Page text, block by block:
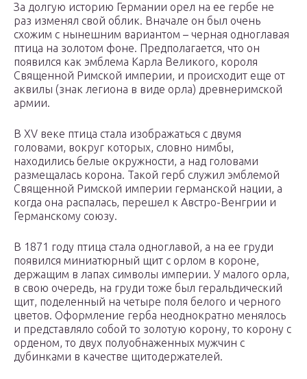
За долгую историю Германии орел на ее гербе не
раз изменял свой облик. Вначале он был очень
схожим с нынешним вариантом – черная одноглавая
птица на золотом фоне. Предполагается, что он
появился как эмблема Карла Великого, короля
Священной Римской империи, и происходит еще от
аквилы (знак легиона в виде орла) древнеримской
армии.
В XV веке птица стала изображаться с двумя
головами, вокруг которых, словно нимбы,
находились белые окружности, а над головами
размещалась корона. Такой герб служил эмблемой
Священной Римской империи германской нации, а
когда она распалась, перешел к Австро-Венгрии и
Германскому союзу.
В 1871 году птица стала одноглавой, а на ее груди
появился миниатюрный щит с орлом в короне,
держащим в лапах символы империи. У малого орла,
в свою очередь, на груди тоже был геральдический
щит, поделенный на четыре поля белого и черного
цветов. Оформление герба неоднократно менялось
и представляло собой то золотую корону, то корону с
орденом, то двух полуобнаженных мужчин с
дубинками в качестве щитодержателей.